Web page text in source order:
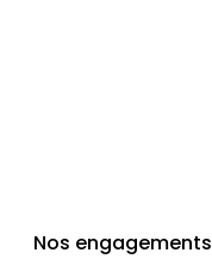
Nos engagements